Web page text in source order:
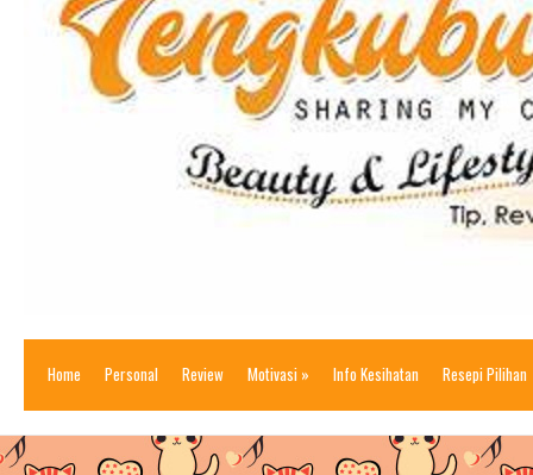
Home Personal Review Motivasi » Info Kesihatan Resepi Pilihan